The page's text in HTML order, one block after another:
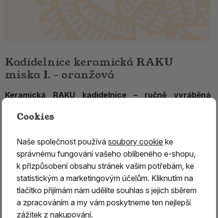
Kadidelnice keramická RAKU
miska I. - oranžová
Keramická RAKU kadidelnice – ručně vyráběná
vykuřování pryskyřic, bylin a vykuřovacích směsí.
Díky poctivému řemeslnému zpracování astarobylé
technologii RAKUpředstavuje nejen praktickou pomůcku
pro vykuřování, ale také originální dekorativní prvek.
Kadidelnice jsou vyráběny tisíce let starou
technologií RAKU, jejíž kořeny sahají do Číny a
Cookies
Naše společnost používásoubory cookie ke
správnému fungování vašeho oblíbeného e-shopu,
k přizpůsobení obsahu stránek vašim potřebám, ke
statistickým a marketingovým účelům. Kliknutím na
tlačítko přijímám nám udělíte souhlas s jejich sběrem
a zpracováním a my vám poskytneme ten nejlepší
zážitek z nakupování.